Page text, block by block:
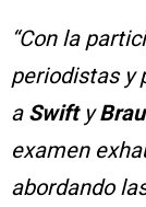
“Con la
periodistas y
a Swift y
examen
abordando